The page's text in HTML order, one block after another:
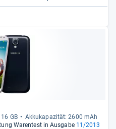
GB
Akku­ka­pa­zi­tät: 2600 mAh
Warentest in Ausgabe 11/2013